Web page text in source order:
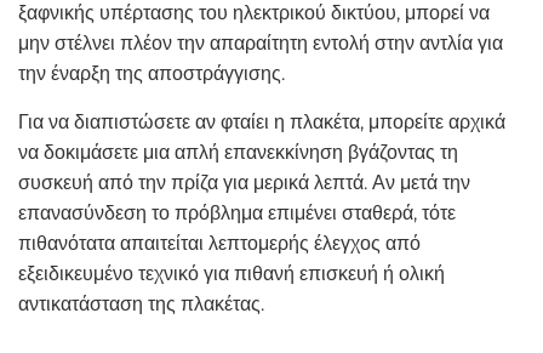
ξαφνικής υπέρτασης του ηλεκτρικού δικτύου, μπορεί να
μην στέλνει πλέον την απαραίτητη εντολή στην αντλία για
την έναρξη της αποστράγγισης.
Για να διαπιστώσετε αν φταίει η πλακέτα, μπορείτε αρχικά
να δοκιμάσετε μια απλή επανεκκίνηση βγάζοντας τη
συσκευή από την πρίζα για μερικά λεπτά. Αν μετά την
επανασύνδεση το πρόβλημα επιμένει σταθερά, τότε
πιθανότατα απαιτείται λεπτομερής έλεγχος από
εξειδικευμένο τεχνικό για πιθανή επισκευή ή ολική
αντικατάσταση της πλακέτας.